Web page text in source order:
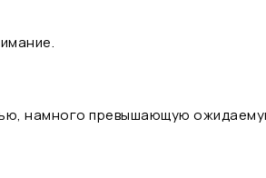
намного превышающую